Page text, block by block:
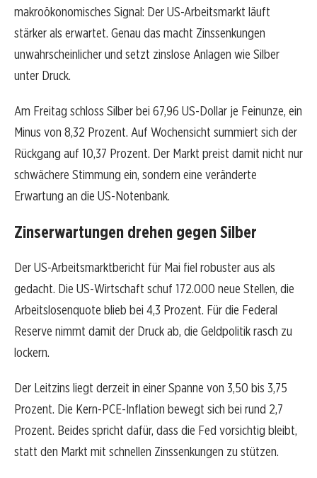
makroökonomisches Signal: Der US-Arbeitsmarkt läuft
stärker als erwartet. Genau das macht Zinssenkungen
unwahrscheinlicher und setzt zinslose Anlagen wie Silber
unter Druck.
Am Freitag schloss Silber bei 67,96 US-Dollar je Feinunze, ein
Minus von 8,32 Prozent. Auf Wochensicht summiert sich der
Rückgang auf 10,37 Prozent. Der Markt preist damit nicht nur
schwächere Stimmung ein, sondern eine veränderte
Erwartung an die US-Notenbank.
Zinserwartungen drehen gegen Silber
Der US-Arbeitsmarktbericht für Mai fiel robuster aus als
gedacht. Die US-Wirtschaft schuf 172.000 neue Stellen, die
Arbeitslosenquote blieb bei 4,3 Prozent. Für die Federal
Reserve nimmt damit der Druck ab, die Geldpolitik rasch zu
lockern.
Der Leitzins liegt derzeit in einer Spanne von 3,50 bis 3,75
Prozent. Die Kern-PCE-Inflation bewegt sich bei rund 2,7
Prozent. Beides spricht dafür, dass die Fed vorsichtig bleibt,
statt den Markt mit schnellen Zinssenkungen zu stützen.